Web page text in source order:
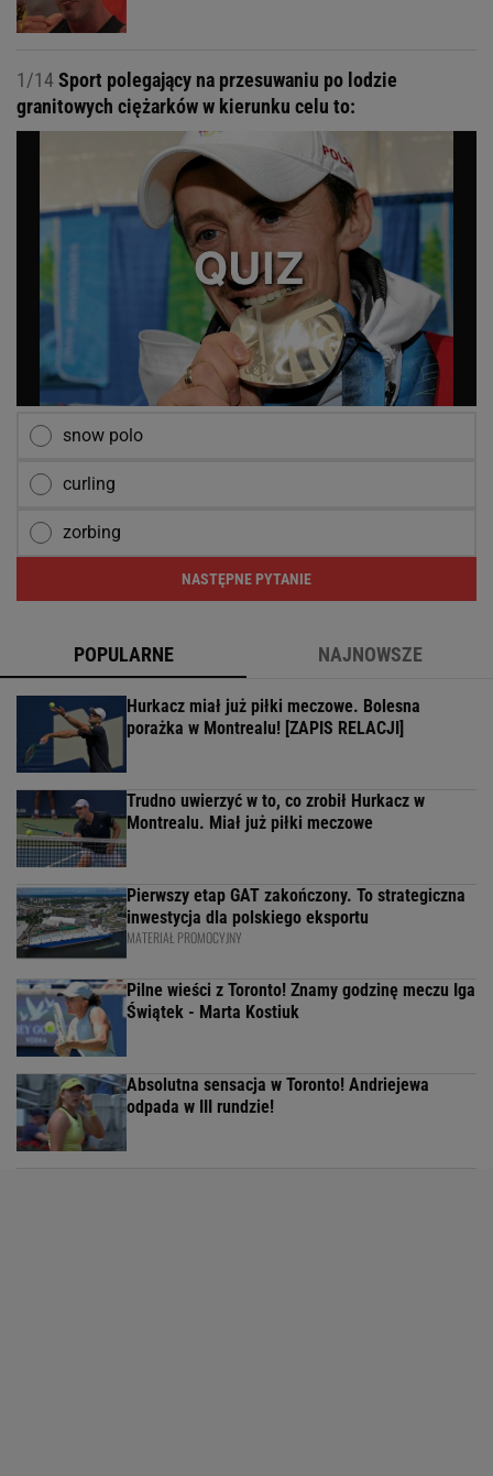
1/14Sport polegający na przesuwaniu po lodzie
granitowych ciężarków w kierunku celu to:
snow polo
curling
zorbing
NASTĘPNE PYTANIE
POPULARNE NAJNOWSZE
Hurkacz miał już piłki meczowe. Bolesna
porażka w Montrealu! [ZAPIS RELACJI]
Trudno uwierzyć w to, co zrobił Hurkacz w
Montrealu. Miał już piłki meczowe
Pierwszy etap GAT zakończony. To strategiczna
inwestycja dla polskiego eksportu
MATERIAŁ PROMOCYJNY
Pilne wieści z Toronto! Znamy godzinę meczu Iga
Świątek - Marta Kostiuk
Absolutna sensacja w Toronto! Andriejewa
odpada w III rundzie!